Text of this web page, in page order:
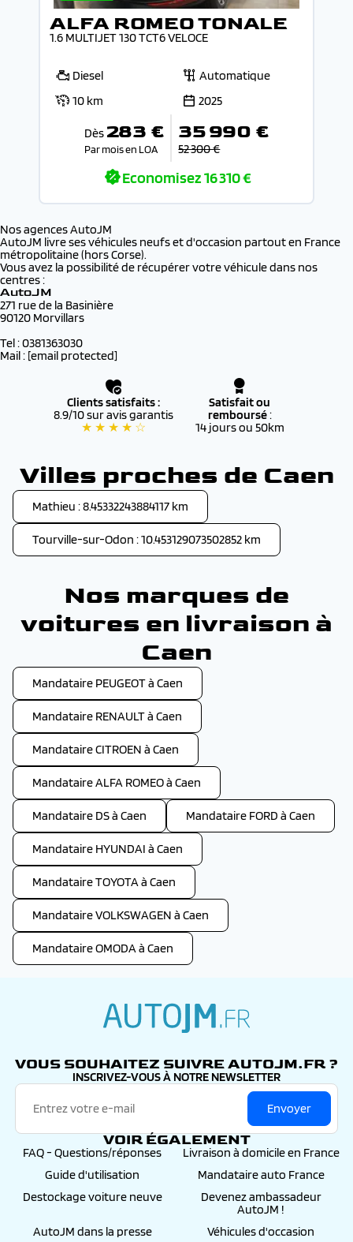
ALFA ROMEO TONALE
1.6 MULTIJET 130 TCT6 VELOCE
Diesel
Automatique
10 km
2025
Dès 283 €
Par mois en LOA
35 990 €
52 300 €
Economisez16 310 €
Nos agences AutoJM
AutoJM livre ses véhicules neufs et d'occasion partout en France
métropolitaine (hors Corse).
Vous avez la possibilité de récupérer votre véhicule dans nos
centres :
AutoJM
271 rue de la Basinière
90120 Morvillars
Tel : 0381363030
Mail : [email protected]
Clients satisfaits :
8.9/10 sur avis garantis
★ ★ ★ ★ ☆
Satisfait ou
remboursé:
14 jours ou 50km
Villes proches de Caen
Mathieu : 8.45332243884117 km
Tourville-sur-Odon : 10.453129073502852 km
Nos marques de
voitures en livraison à
Caen
Mandataire PEUGEOT à Caen
Mandataire RENAULT à Caen
Mandataire CITROEN à Caen
Mandataire ALFA ROMEO à Caen
Mandataire DS à Caen Mandataire FORD à Caen
Mandataire HYUNDAI à Caen
Mandataire TOYOTA à Caen
Mandataire VOLKSWAGEN à Caen
Mandataire OMODA à Caen
VOUS SOUHAITEZ SUIVRE AUTOJM.FR ?
INSCRIVEZ-VOUS À NOTRE NEWSLETTER
Envoyer
VOIR ÉGALEMENT
FAQ - Questions/réponses
Livraison à domicile en France
Guide d'utilisation
Mandataire auto France
Destockage voiture neuve
Devenez ambassadeur
AutoJM !
AutoJM dans la presse
Véhicules d'occasion